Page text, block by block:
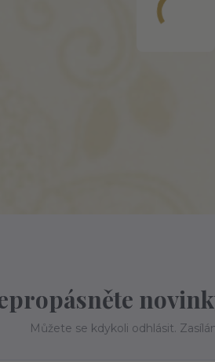
Můžete se kdykoli odhlásit.